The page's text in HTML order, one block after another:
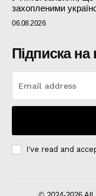
захопленими
06.08.2026
Підписка
I've read and